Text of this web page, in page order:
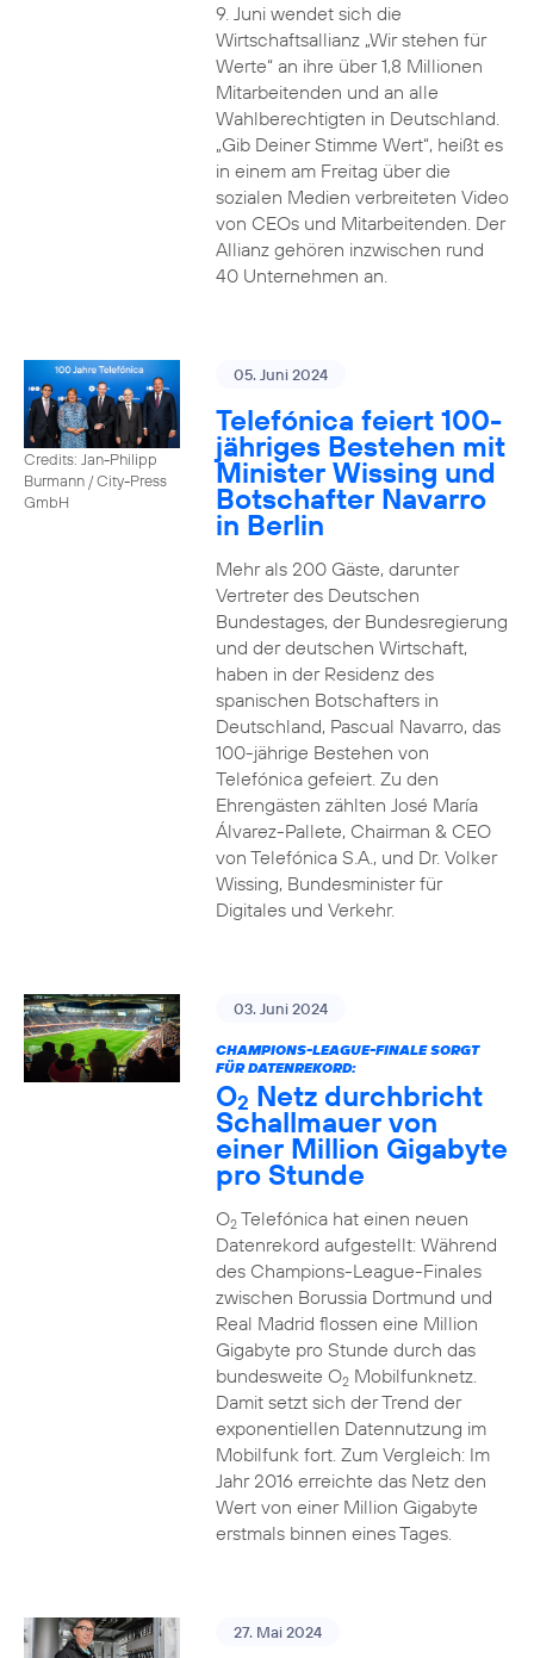
9. Juni wendet sich die
Wirtschaftsallianz „Wir stehen für
Werte“ an ihre über 1,8 Millionen
Mitarbeitenden und an alle
Wahlberechtigten in Deutschland.
„Gib Deiner Stimme Wert“, heißt es
in einem am Freitag über die
sozialen Medien verbreiteten Video
von CEOs und Mitarbeitenden. Der
Allianz gehören inzwischen rund
40 Unternehmen an.
Credits: Jan-Philipp
Burmann / City-Press
GmbH
05. Juni 2024
Telefónica feiert 100-
jähriges Bestehen mit
Minister Wissing und
Botschafter Navarro
in Berlin
Mehr als 200 Gäste, darunter
Vertreter des Deutschen
Bundestages, der Bundesregierung
und der deutschen Wirtschaft,
haben in der Residenz des
spanischen Botschafters in
Deutschland, Pascual Navarro, das
100-jährige Bestehen von
Telefónica gefeiert. Zu den
Ehrengästen zählten José María
Álvarez-Pallete, Chairman & CEO
von Telefónica S.A., und Dr. Volker
Wissing, Bundesminister für
Digitales und Verkehr.
03. Juni 2024
CHAMPIONS-LEAGUE-FINALE SORGT
FÜR DATENREKORD:
O2 Netz durchbricht
Schallmauer von
einer Million Gigabyte
pro Stunde
O2Telefónica hat einen neuen
Datenrekord aufgestellt: Während
des Champions-League-Finales
zwischen Borussia Dortmund und
Real Madrid flossen eine Million
Gigabyte pro Stunde durch das
bundesweite O2Mobilfunknetz.
Damit setzt sich der Trend der
exponentiellen Datennutzung im
Mobilfunk fort. Zum Vergleich: Im
Jahr 2016 erreichte das Netz den
Wert von einer Million Gigabyte
erstmals binnen eines Tages.
27. Mai 2024